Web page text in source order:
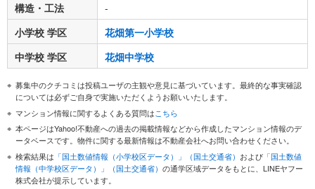
構造・工法
-
小学校 学区
花畑第一小学校
中学校 学区
花畑中学校
募集中のクチコミは投稿ユーザの主観や意見に基づいています。最終的な事実確認
については必ずご自身で実施いただくようお願いいたします。
マンション情報に関するよくある質問はこちら
本ページはYahoo!不動産への過去の掲載情報などから作成したマンション情報のデ
ータベースです。物件に関する最新情報は不動産会社へお問い合わせください。
検索結果は 「国土数値情報（小学校区データ）」（国土交通省） および 「国土数値
情報（中学校区データ）」（国土交通省） の通学区域データをもとに、LINEヤフー
株式会社が提示しています。